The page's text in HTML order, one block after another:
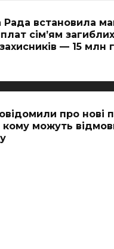
Рада встановила
сім’ям
— 15 млн
про нові
кому можуть